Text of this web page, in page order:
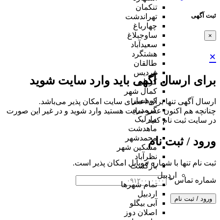
ثبت آگهی
×
×
برای ارسال آگهی باید وارد سایت شوید
ارسال آگهی تنها برای اعضای سایت امکان پذیر می‌باشد.
چنانچه هم‌ اکنون عضو سایت هستید وارد شوید و در غیر این صورت
در سایت ثبت نام کنید
ورود / ثبت نام
ثبت نام تنها با شماره موبایل امکان پذیر است.
شماره تماس*
ورود / ثبت نام
تنکمان
تهراندشت
چهارباغ
ساوجبلاغ
سعیدآباد
هشتگرد
طالقان
فردیس
کردان
کمال شهر
کوهسار
گرمدره
مارلیک
ماهدشت
محمدشهر
مشکین شهر
نظرآباد
بازگشت
اردبیل
تمام شهر‌ها
اردبیل
آبی بیگلو
اصلان دوز